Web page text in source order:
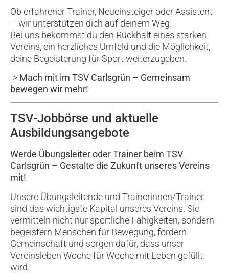
Ob erfahrener Trainer, Neueinsteiger oder Assistent
– wir unterstützen dich auf deinem Weg.
Bei uns bekommst du den Rückhalt eines starken
Vereins, ein herzliches Umfeld und die Möglichkeit,
deine Begeisterung für Sport weiterzugeben.
-> Mach mit im TSV Carlsgrün – Gemeinsam
bewegen wir mehr!
TSV-Jobbörse und aktuelle
Ausbildungsangebote
Werde Übungsleiter oder Trainer beim TSV
Carlsgrün – Gestalte die Zukunft unseres Vereins
mit!
Unsere Übungsleitende und Trainerinnen/Trainer
sind das wichtigste Kapital unseres Vereins. Sie
vermitteln nicht nur sportliche Fähigkeiten, sondern
begeistern Menschen für Bewegung, fördern
Gemeinschaft und sorgen dafür, dass unser
Vereinsleben Woche für Woche mit Leben gefüllt
wird.